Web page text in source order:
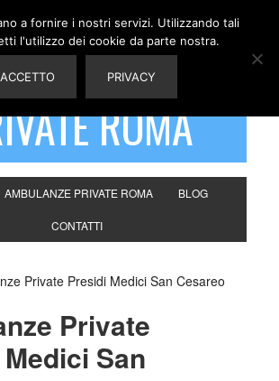
ROMA
AMBULANZE PRIVATE ROMA BLOG
CONTATTI
Private Presidi Medici San Cesareo
Private
San
a fornire i nostri servizi. Utilizzando tali
l'utilizzo dei cookie da parte nostra.
ACCETTO PRIVACY